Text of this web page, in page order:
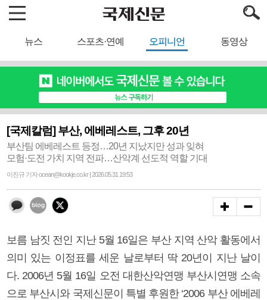
뉴스 스포츠·연예 오피니언 동영상
[국제칼럼] 부산, 에베레스트, 그후 20년
부산팀 에베레스트 등정…20년 지났지만 성과 잊혀
모험·도전 가치 지역 전파…산악계 선도적 역할 기대
이진규 기자 ocean@kookje.co.kr | 2026.05.31 19:53
보름 남짓 전인 지난 5월 16일은 부산 지역 산악 활동에서
의미 있는 이정표를 세운 날로부터 딱 20년이 지난 날이
다. 2006년 5월 16일 오전 대한산악연맹 부산시연맹 소속
으로 부산시와 국제신문이 특별 후원한 ‘2006 부산 에베레